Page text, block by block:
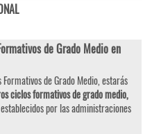
de Grado Medio en
de Grado Medio, estarás
ciclos formativos de grado medio,
por las administraciones